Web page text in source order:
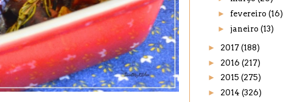
► fevereiro (16)
► janeiro (13)
► 2017 (188)
► 2016 (217)
► 2015 (275)
► 2014 (326)